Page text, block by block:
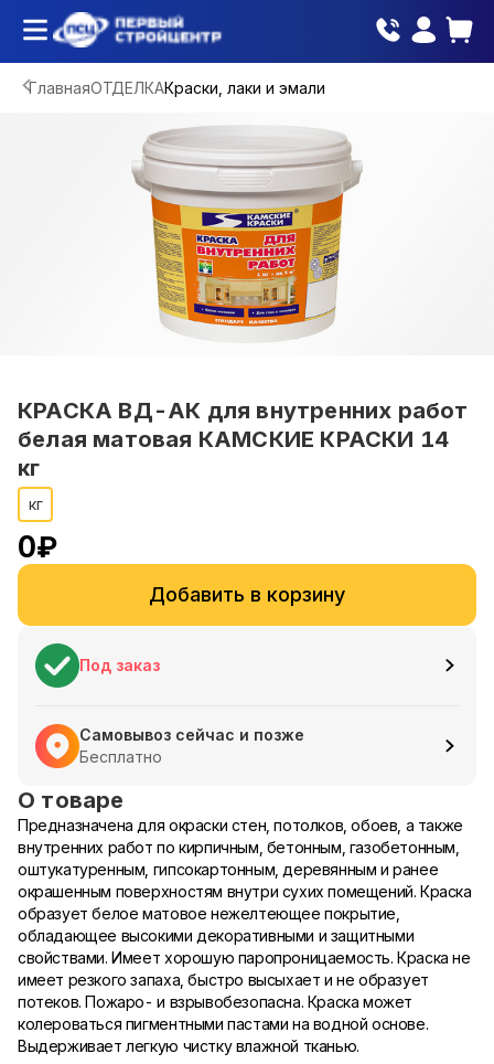
ГлавнаяОТДЕЛКАКраски, лаки и эмали
КРАСКА ВД-АК для внутренних работ
белая матовая КАМСКИЕ КРАСКИ 14
кг
кг
0₽
Добавить в корзину
Под заказ
Самовывоз сейчас и позже
Бесплатно
О товаре
Предназначена для окраски стен, потолков, обоев, а также
внутренних работ по кирпичным, бетонным, газобетонным,
оштукатуренным, гипсокартонным, деревянным и ранее
окрашенным поверхностям внутри сухих помещений. Краска
образует белое матовое нежелтеющее покрытие,
обладающее высокими декоративными и защитными
свойствами. Имеет хорошую паропроницаемость. Краска не
имеет резкого запаха, быстро высыхает и не образует
потеков. Пожаро- и взрывобезопасна. Краска может
колероваться пигментными пастами на водной основе.
Выдерживает легкую чистку влажной тканью.